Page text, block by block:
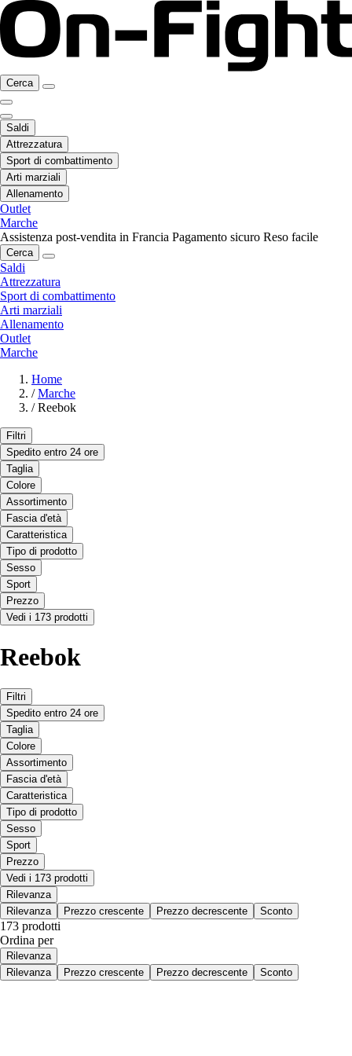
Cerca
Saldi
Attrezzatura
Sport di combattimento
Arti marziali
Allenamento
Outlet
Marche
Assistenza post-vendita in Francia Pagamento sicuro Reso facile
Cerca
Saldi
Attrezzatura
Sport di combattimento
Arti marziali
Allenamento
Outlet
Marche
Home
/ Marche
/ Reebok
Filtri
Spedito entro 24 ore
Taglia
Colore
Assortimento
Fascia d'età
Caratteristica
Tipo di prodotto
Sesso
Sport
Prezzo
Vedi i 173 prodotti
Reebok
Filtri
Spedito entro 24 ore
Taglia
Colore
Assortimento
Fascia d'età
Caratteristica
Tipo di prodotto
Sesso
Sport
Prezzo
Vedi i 173 prodotti
Rilevanza
Rilevanza
Prezzo crescente Prezzo decrescente Sconto
173 prodotti
Ordina per
Rilevanza
Rilevanza
Prezzo crescente Prezzo decrescente Sconto